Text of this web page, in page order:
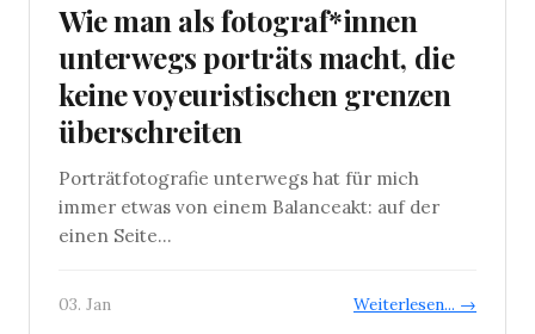
Wie man als fotograf*innen
unterwegs porträts macht, die
keine voyeuristischen grenzen
überschreiten
Porträtfotografie unterwegs hat für mich
immer etwas von einem Balanceakt: auf der
einen Seite...
03. Jan Weiterlesen... →